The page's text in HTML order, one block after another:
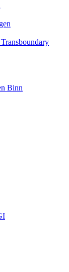
Binn